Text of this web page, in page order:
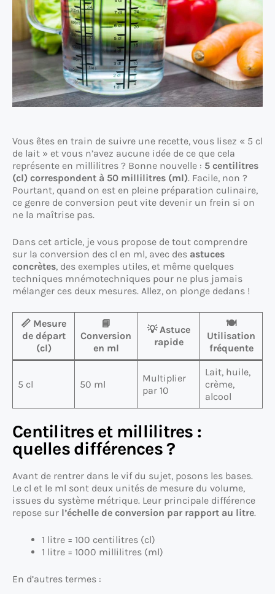
Vous êtes en train de suivre une recette, vous lisez « 5 cl
de lait » et vous n’avez aucune idée de ce que cela
représente en millilitres ? Bonne nouvelle : 5 centilitres
(cl) correspondent à 50 millilitres (ml). Facile, non ?
Pourtant, quand on est en pleine préparation culinaire,
ce genre de conversion peut vite devenir un frein si on
ne la maîtrise pas.
Dans cet article, je vous propose de tout comprendre
sur la conversion des cl en ml, avec des astuces
concrètes, des exemples utiles, et même quelques
techniques mnémotechniques pour ne plus jamais
mélanger ces deux mesures. Allez, on plonge dedans !
📏 Mesure
de départ
(cl)
📘
Conversion
en ml
💡 Astuce
rapide
🍽️
Utilisation
fréquente
5 cl 50 ml
Multiplier
par 10
Lait, huile,
crème,
alcool
Centilitres et millilitres :
quelles différences ?
Avant de rentrer dans le vif du sujet, posons les bases.
Le cl et le ml sont deux unités de mesure du volume,
issues du système métrique. Leur principale différence
repose sur l’échelle de conversion par rapport au litre.
1 litre = 100 centilitres (cl)
1 litre = 1000 millilitres (ml)
En d’autres termes :